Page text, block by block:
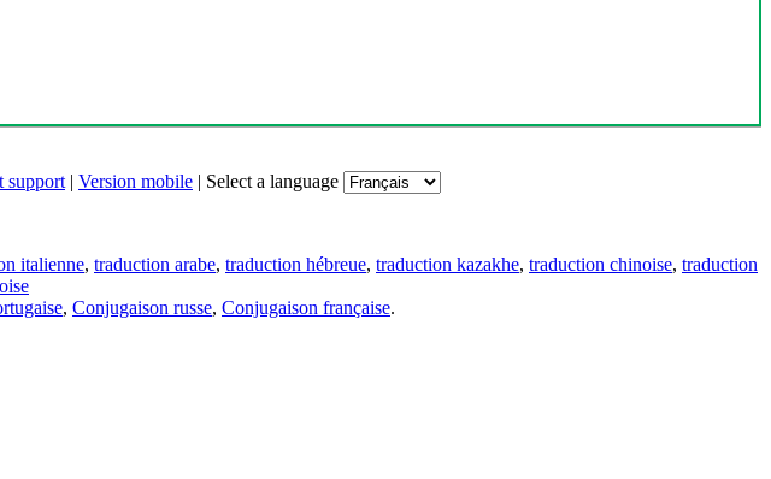
support | Version mobile | Select a language
italienne, traduction arabe, traduction hébreue, traduction kazakhe, traduction chinoise, traduction
, Conjugaison russe, Conjugaison française.